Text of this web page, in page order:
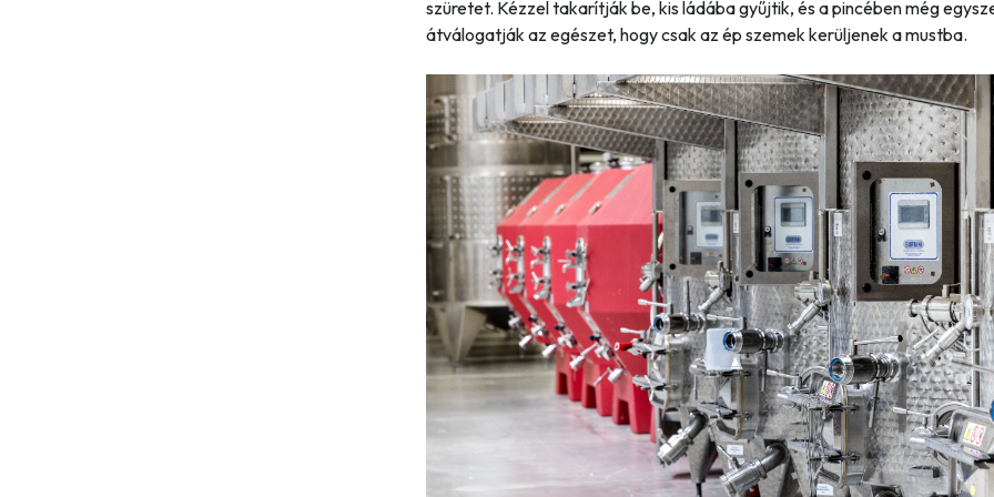
szüretet. Kézzel takarítják be, kis ládába gyűjtik, és a pincében még
átválogatják az egészet, hogy csak az ép szemek kerüljenek a mustba.